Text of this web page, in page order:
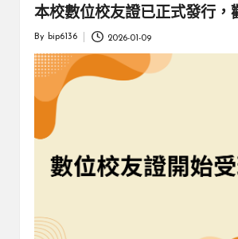
本校數位校友證已正式發行，
Posted
by
By bip6136 2026-01-09